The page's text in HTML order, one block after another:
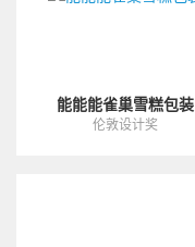
能能能雀巢雪糕包装
伦敦设计奖